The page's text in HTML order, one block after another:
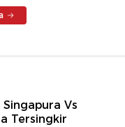
Singapura Vs
Tersingkir